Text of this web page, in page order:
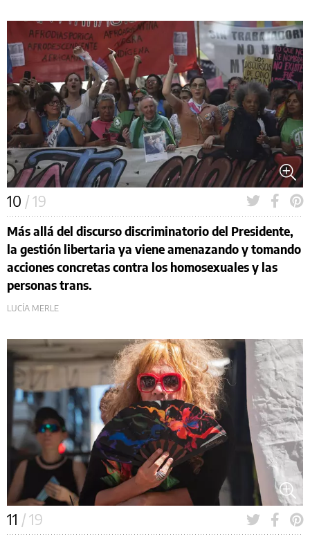
10 / 19
Más allá del discurso discriminatorio del Presidente,
la gestión libertaria ya viene amenazando y tomando
acciones concretas contra los homosexuales y las
personas trans.
LUCÍA MERLE
11 / 19